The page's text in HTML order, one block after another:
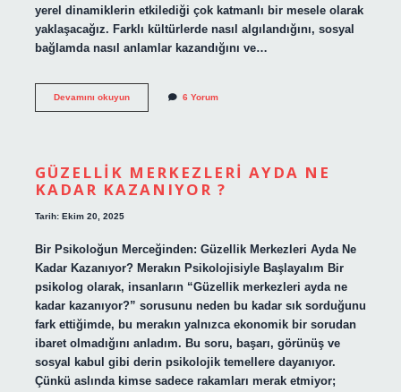
yerel dinamiklerin etkilediği çok katmanlı bir mesele olarak
yaklaşacağız. Farklı kültürlerde nasıl algılandığını, sosyal
bağlamda nasıl anlamlar kazandığını ve…
Devamını okuyunScapula
ağrısı
6 Yorum
GÜZELLIK MERKEZLERI AYDA NE
KADAR KAZANIYOR ?
Tarih: Ekim 20, 2025
Bir Psikoloğun Merceğinden: Güzellik Merkezleri Ayda Ne
Kadar Kazanıyor? Merakın Psikolojisiyle Başlayalım Bir
psikolog olarak, insanların “Güzellik merkezleri ayda ne
kadar kazanıyor?” sorusunu neden bu kadar sık sorduğunu
fark ettiğimde, bu merakın yalnızca ekonomik bir sorudan
ibaret olmadığını anladım. Bu soru, başarı, görünüş ve
sosyal kabul gibi derin psikolojik temellere dayanıyor.
Çünkü aslında kimse sadece rakamları merak etmiyor;